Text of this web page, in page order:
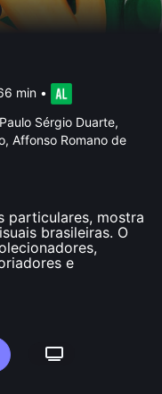
min •
Sérgio Duarte,
Affonso Romano de
particulares, mostra
brasileiras. O
e